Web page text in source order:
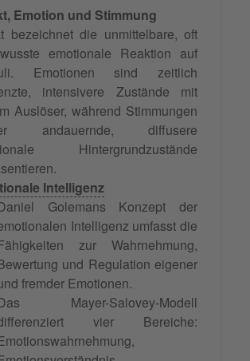
Emotion und Stimmung
bezeichnet die unmittelbare, oft
emotionale Reaktion auf
Emotionen sind zeitlich
intensivere Zustände mit
Auslöser, während Stimmungen
andauernde, diffusere
Hintergrundzustände
Intelligenz
Golemans Konzept der
Intelligenz umfasst die
zur Wahrnehmung,
und Regulation eigener
fremder Emotionen.
Mayer-Salovey-Modell
vier Bereiche: